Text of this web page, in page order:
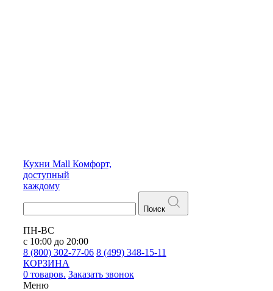
Кухни Mall Комфорт,
доступный
каждому
Поиск
ПН-ВС
с 10:00 до 20:00
8 (800) 302-77-06 8 (499) 348-15-11
КОРЗИНА
0 товаров. Заказать звонок
Меню